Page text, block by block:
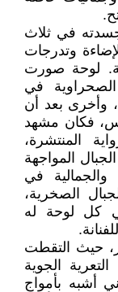
في ثلاث
وتدرجات
لوحة صورت
في
وأخرى بعد أن
فكان مشهد
المنتشرة،
المواجهة
في
الصخرية،
كل لوحة له
حيث التقطت
الجوية
أشبه بأمواج